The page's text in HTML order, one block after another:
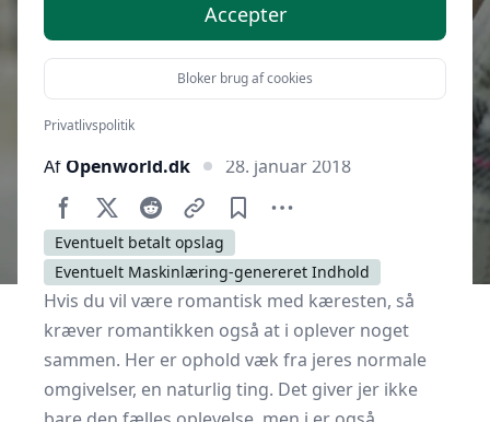
Af Openworld.dk 28. januar 2018
Eventuelt betalt opslag
Eventuelt Maskinlæring-genereret Indhold
Hvis du vil være romantisk med kæresten, så
kræver romantikken også at i oplever noget
sammen. Her er ophold væk fra jeres normale
omgivelser, en naturlig ting. Det giver jer ikke
Accepter
Bloker brug af cookies
Privatlivspolitik